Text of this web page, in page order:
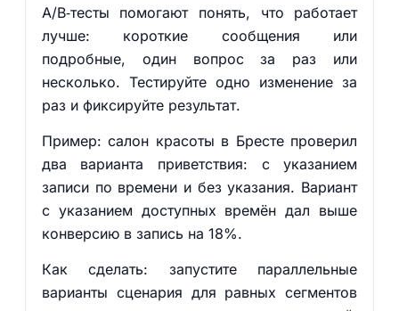
A/B‑тесты помогают понять, что работает
лучше: короткие сообщения или
подробные, один вопрос за раз или
несколько. Тестируйте одно изменение за
раз и фиксируйте результат.
Пример: салон красоты в Бресте проверил
два варианта приветствия: с указанием
записи по времени и без указания. Вариант
с указанием доступных времён дал выше
конверсию в запись на 18%.
Как сделать: запустите параллельные
варианты сценария для равных сегментов